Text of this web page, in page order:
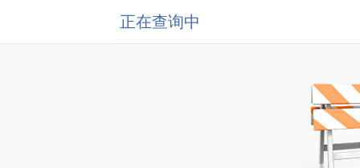
正在查询中